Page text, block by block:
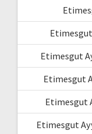
Etimesgut
Etimesgut
Etimesgut
Etimesgut
Etimesgut